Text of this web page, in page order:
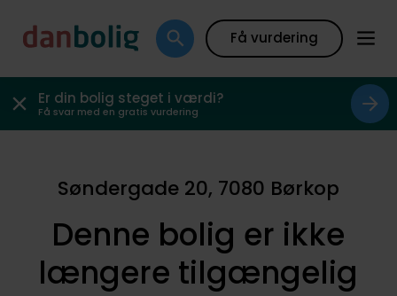
Få vurdering
Er din bolig steget i værdi?
Få svar med en gratis vurdering
Søndergade 20, 7080 Børkop
Denne bolig er ikke
længere tilgængelig